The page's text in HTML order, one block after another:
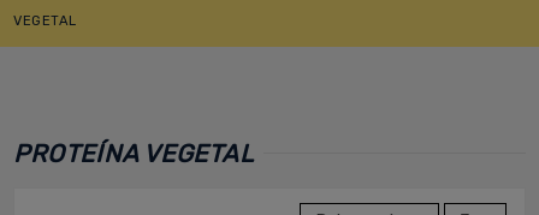
VEGETAL
PROTEÍNA VEGETAL